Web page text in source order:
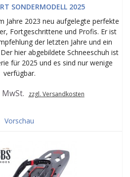
SONDERMODELL 2025
Jahre 2023 neu aufgelegte perfekte
Fortgeschrittene und Profis. Er ist
der letzten Jahre und ein
hier abgebildete Schneeschuh ist
für 2025 und es sind nur wenige
verfügbar.
zzgl. Versandkosten
Vorschau